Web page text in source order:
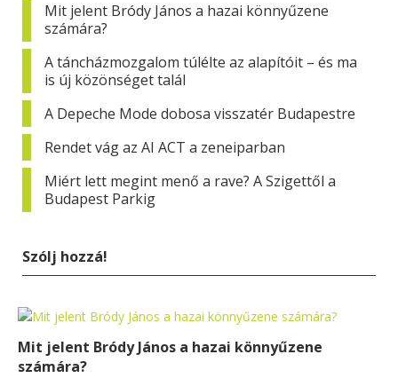
Mit jelent Bródy János a hazai könnyűzene
számára?
A táncházmozgalom túlélte az alapítóit – és ma
is új közönséget talál
A Depeche Mode dobosa visszatér Budapestre
Rendet vág az AI ACT a zeneiparban
Miért lett megint menő a rave? A Szigettől a
Budapest Parkig
Szólj hozzá!
Mit jelent Bródy János a hazai könnyűzene
számára?